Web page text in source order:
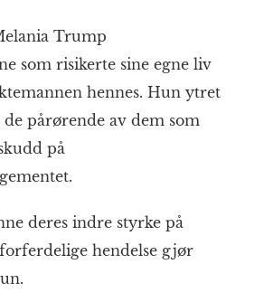
Trump
som risikerte sine egne liv
hennes. Hun ytret
pårørende av dem som
på
deres indre styrke på
hendelse gjør